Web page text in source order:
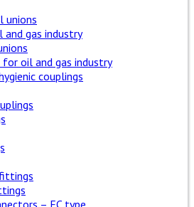
unions
and gas industry
oil and gas industry
couplings